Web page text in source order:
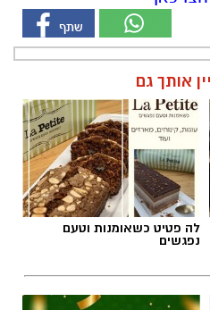
אותך גם
לה פטיט כשאומנות וטעם
נפגשים